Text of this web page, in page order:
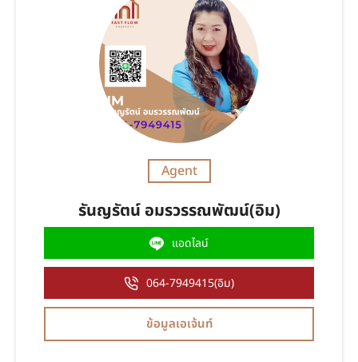
Agent
รันญรัตน์ อมรวรรณพัฒน์(อิม)
แอดไลน์
064-7949415(อิม)
ข้อมูลเอเจ้นท์